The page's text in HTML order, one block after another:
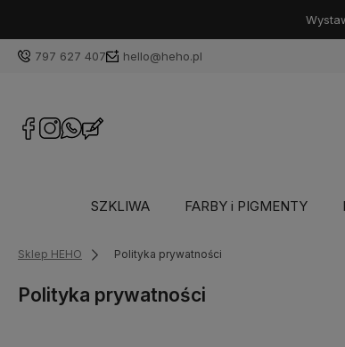
797 627 407 hello@heho.pl
SZKLIWA FARBY i PIGMENTY
Sklep HEHO Polityka prywatności
Polityka prywatności